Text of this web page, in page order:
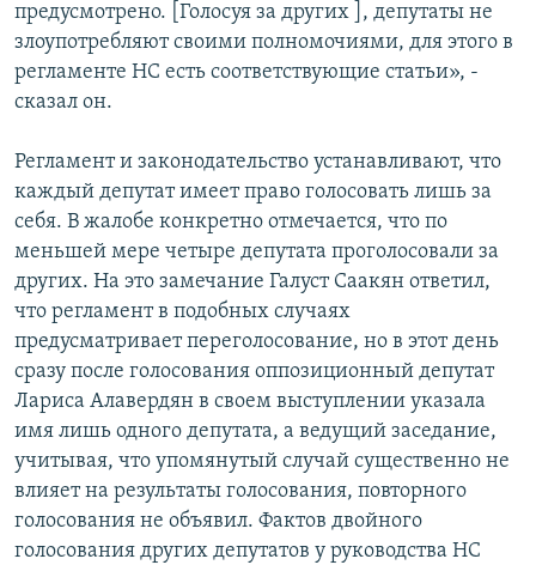
предусмотрено. [Голосуя за других ], депутаты не
злоупотребляют своими полномочиями, для этого в
регламенте НС есть соответствующие статьи», -
сказал он.
Регламент и законодательство устанавливают, что
каждый депутат имеет право голосовать лишь за
себя. В жалобе конкретно отмечается, что по
меньшей мере четыре депутата проголосовали за
других. На это замечание Галуст Саакян ответил,
что регламент в подобных случаях
предусматривает переголосование, но в этот день
сразу после голосования оппозиционный депутат
Лариса Алавердян в своем выступлении указала
имя лишь одного депутата, а ведущий заседание,
учитывая, что упомянутый случай существенно не
влияет на результаты голосования, повторного
голосования не объявил. Фактов двойного
голосования других депутатов у руководства НС